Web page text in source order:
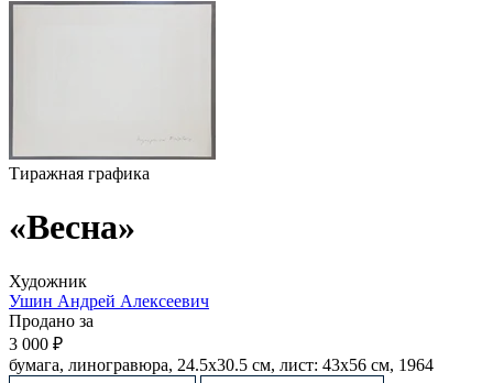
Тиражная графика
«Весна»
Художник
Ушин Андрей Алексеевич
Продано за
3 000 ₽
бумага, линогравюра, 24.5х30.5 см, лист: 43х56 см, 1964